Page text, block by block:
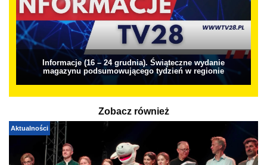
Informacje (16 – 24 grudnia). Świąteczne wydanie
magazynu podsumowującego tydzień w regionie
Zobacz również
Aktualności